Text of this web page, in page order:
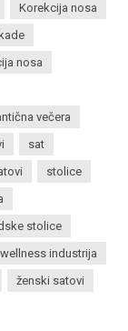
Korekcija nosa
nosa
večera
sat
stolice
stolice
wellness industrija
ženski satovi